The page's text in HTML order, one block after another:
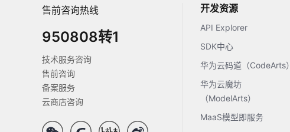
售前咨询热线
950808转1
技术服务咨询
售前咨询
备案服务
云商店咨询
开发资源
API Explorer
SDK中心
华为云码道（CodeArts）
华为云魔坊
（ModelArts）
MaaS模型即服务